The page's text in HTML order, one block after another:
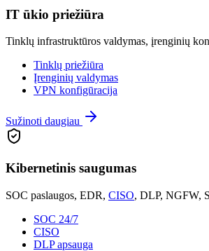
IT ūkio priežiūra
Tinklų infrastruktūros valdymas, įrenginių
Tinklų priežiūra
Įrenginių valdymas
VPN konfigūracija
Sužinoti daugiau
Kibernetinis saugumas
SOC paslaugos, EDR, CISO, DLP, NGFW,
SOC 24/7
CISO
DLP apsauga